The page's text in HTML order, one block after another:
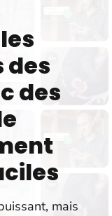
des
des
mais